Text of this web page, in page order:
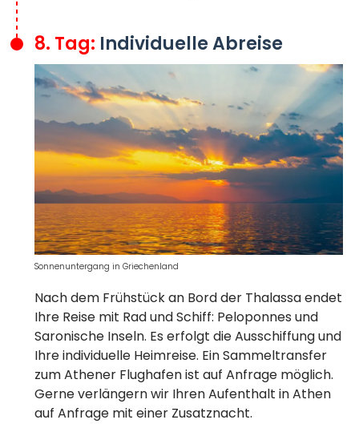
8. Tag: Individuelle Abreise
Nach dem Frühstück an Bord der Thalassa endet
Ihre Reise mit Rad und Schiff: Peloponnes und
Saronische Inseln. Es erfolgt die Ausschiffung und
Ihre individuelle Heimreise. Ein Sammeltransfer
zum Athener Flughafen ist auf Anfrage möglich.
Gerne verlängern wir Ihren Aufenthalt in Athen
auf Anfrage mit einer Zusatznacht.
Sonnenuntergang in Griechenland